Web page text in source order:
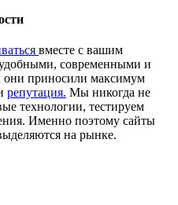
вместе с вашим
современными и
они приносили максимум
репутация. Мы никогда не
технологии, тестируем
Именно поэтому сайты
на рынке.